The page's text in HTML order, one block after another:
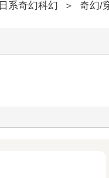
日系奇幻科幻 ＞ 奇幻/